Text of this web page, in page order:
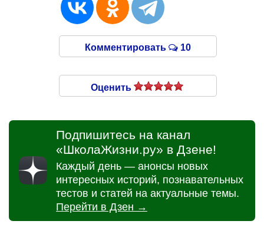
Комментировать 10
Оценить
Подпишитесь на канал
«ШколаЖизни.ру» в Дзене!
Каждый день — анонсы новых
интересных историй, познавательных
тестов и статей на актуальные темы.
Перейти в Дзен →